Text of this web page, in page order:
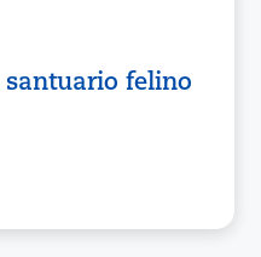
santuario felino